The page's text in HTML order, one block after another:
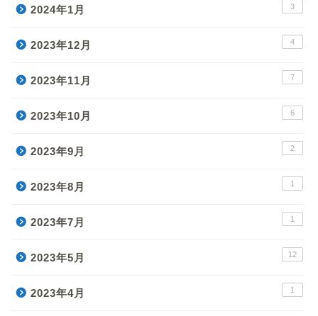
2024年1月 3
2023年12月 4
2023年11月 7
2023年10月 6
2023年9月 2
2023年8月 1
2023年7月 1
2023年5月 12
2023年4月 1